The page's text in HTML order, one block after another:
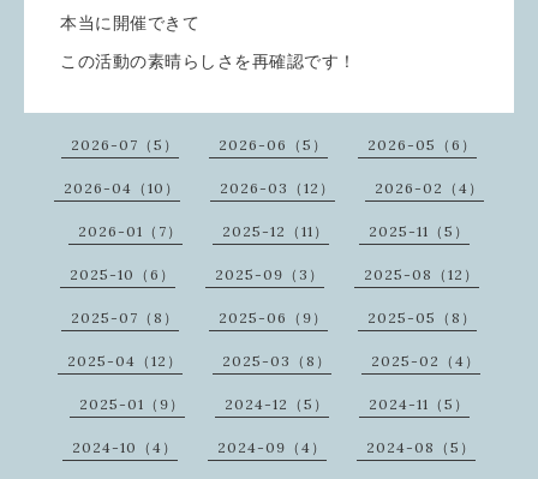
本当に開催できて
この活動の素晴らしさを再確認です！
2026-07（5） 2026-06（5） 2026-05（6）
2026-04（10） 2026-03（12） 2026-02（4）
2026-01（7） 2025-12（11） 2025-11（5）
2025-10（6） 2025-09（3） 2025-08（12）
2025-07（8） 2025-06（9） 2025-05（8）
2025-04（12） 2025-03（8） 2025-02（4）
2025-01（9） 2024-12（5） 2024-11（5）
2024-10（4） 2024-09（4） 2024-08（5）